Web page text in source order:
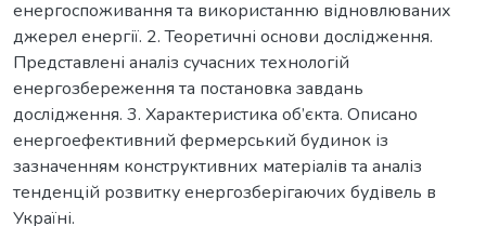
енергоспоживання та використанню відновлюваних
джерел енергії. 2. Теоретичні основи дослідження.
Представлені аналіз сучасних технологій
енергозбереження та постановка завдань
дослідження. 3. Характеристика об’єкта. Описано
енергоефективний фермерський будинок із
зазначенням конструктивних матеріалів та аналіз
тенденцій розвитку енергозберігаючих будівель в
Україні.